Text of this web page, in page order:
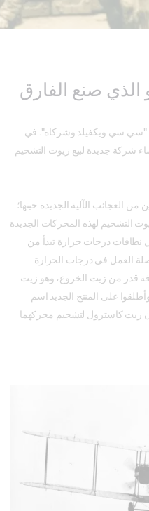
صنع الفارق
"سي سي ويكفيلد وشركاه". في
شركة جديدة لبيع زيوت التشحيم
من العجائب الآلية الجديدة حينها؛
التشحيم لهذه المحركات الجديدة
نطاقات درجات حرارة تبدأ من
العمل في درجات الحرارة
قدر من زيت الخروع، وهو زيت
على المنتج الجديد اسم
وآرثر براون زيت كاسترول لتشحيم محركهما